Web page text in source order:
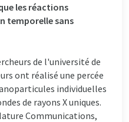
les réactions
temporelle sans
de l'université de
ont réalisé une percée
individuelles
de rayons X uniques.
Communications,